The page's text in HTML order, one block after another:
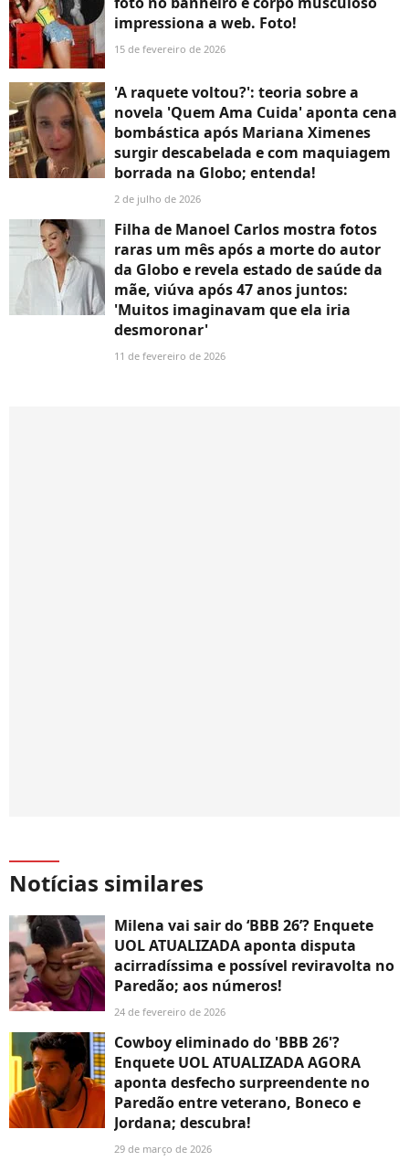
impressiona a web. Foto!
15 de fevereiro de 2026
'A raquete voltou?': teoria sobre a
novela 'Quem Ama Cuida' aponta cena
bombástica após Mariana Ximenes
surgir descabelada e com maquiagem
borrada na Globo; entenda!
2 de julho de 2026
Filha de Manoel Carlos mostra fotos
raras um mês após a morte do autor
da Globo e revela estado de saúde da
mãe, viúva após 47 anos juntos:
'Muitos imaginavam que ela iria
desmoronar'
11 de fevereiro de 2026
Notícias similares
Milena vai sair do ‘BBB 26’? Enquete
UOL ATUALIZADA aponta disputa
acirradíssima e possível reviravolta no
Paredão; aos números!
24 de fevereiro de 2026
Cowboy eliminado do 'BBB 26'?
Enquete UOL ATUALIZADA AGORA
aponta desfecho surpreendente no
Paredão entre veterano, Boneco e
Jordana; descubra!
29 de março de 2026